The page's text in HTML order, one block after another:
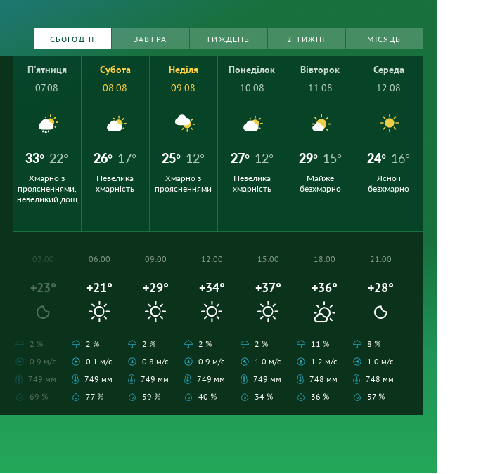
СЬОГОДНІ ЗАВТРА ТИЖДЕНЬ 2 ТИЖНІ МІСЯЦЬ
П'ятниця
07.08
33° 22°
Хмарно з
проясненнями,
невеликий дощ
Субота
08.08
26° 17°
Невелика
хмарність
Неділя
09.08
25° 12°
Хмарно з
проясненнями
Понеділок
10.08
27° 12°
Невелика
хмарність
Вівторок
11.08
29° 15°
Майже
безхмарно
Середа
12.08
24° 16°
Ясно і
безхмарно
03:00
+23°
2 %
0.9 м/с
749 мм
69 %
06:00
+21°
2 %
0.1 м/с
749 мм
77 %
09:00
+29°
2 %
0.8 м/с
749 мм
59 %
12:00
+34°
2 %
0.9 м/с
749 мм
40 %
15:00
+37°
2 %
1.0 м/с
749 мм
34 %
18:00
+36°
11 %
1.2 м/с
748 мм
36 %
21:00
+28°
8 %
1.0 м/с
748 мм
57 %